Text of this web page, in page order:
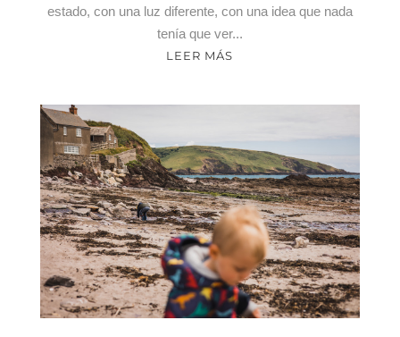
estado, con una luz diferente, con una idea que nada
tenía que ver...
LEER MÁS